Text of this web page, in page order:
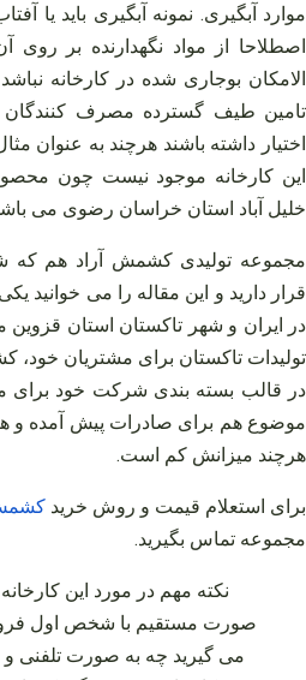
موارد آبگیری. نمونه آبگیری باید یا
اصطلاحا از مواد نگهدارنده بر روی
الامکان بوجاری شده در کارخانه
تامین طیف گسترده مصرف کنندگان
اختیار داشته باشند هرچند به عنوان
این کارخانه موجود نیست چون
خلیل آباد استان خراسان رضوی می‌
مجموعه تولیدی کشمش آراد هم که
قرار دارید و این مقاله را می‌ خوانید
در ایران و شهر تاکستان استان قزوین
تولیدات تاکستان برای مشتریان
در قالب بسته‌ بندی شرکت خود برای
موضوع هم برای صادرات پیش آمده و
هرچند میزانش کم است.
برای استعلام قیمت و روش خرید
مجموعه تماس بگیرید.
نکته مهم در مورد این
صورت مستقیم با شخص اول
می‌ گیرید چه به صورت